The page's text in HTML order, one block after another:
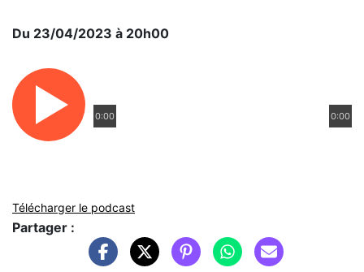
Du 23/04/2023 à 20h00
0:00 0:00
Télécharger le podcast
Partager :